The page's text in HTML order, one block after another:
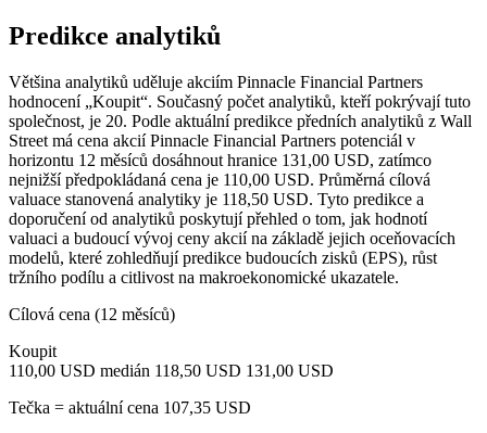
Predikce analytiků
Většina analytiků uděluje akciím Pinnacle Financial Partners
hodnocení „Koupit“. Současný počet analytiků, kteří pokrývají tuto
společnost, je 20. Podle aktuální predikce předních analytiků z Wall
Street má cena akcií Pinnacle Financial Partners potenciál v
horizontu 12 měsíců dosáhnout hranice 131,00 USD, zatímco
nejnižší předpokládaná cena je 110,00 USD. Průměrná cílová
valuace stanovená analytiky je 118,50 USD. Tyto predikce a
doporučení od analytiků poskytují přehled o tom, jak hodnotí
valuaci a budoucí vývoj ceny akcií na základě jejich oceňovacích
modelů, které zohledňují predikce budoucích zisků (EPS), růst
tržního podílu a citlivost na makroekonomické ukazatele.
Cílová cena (12 měsíců)
Koupit
110,00 USD medián 118,50 USD 131,00 USD
Tečka = aktuální cena 107,35 USD